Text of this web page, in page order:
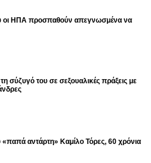
οι ΗΠΑ προσπαθούν απεγνωσμένα να
σύζυγό του σε σεξουαλικές πράξεις με
αντάρτη» Καμίλο Τόρες, 60 χρόνια